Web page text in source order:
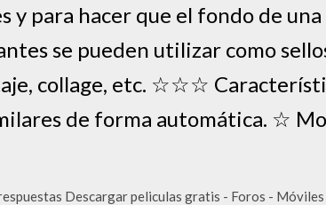
y para hacer que el fondo de una
se pueden utilizar como
collage, etc. ☆☆☆
de forma automática. ☆
Descargar peliculas gratis - Foros -